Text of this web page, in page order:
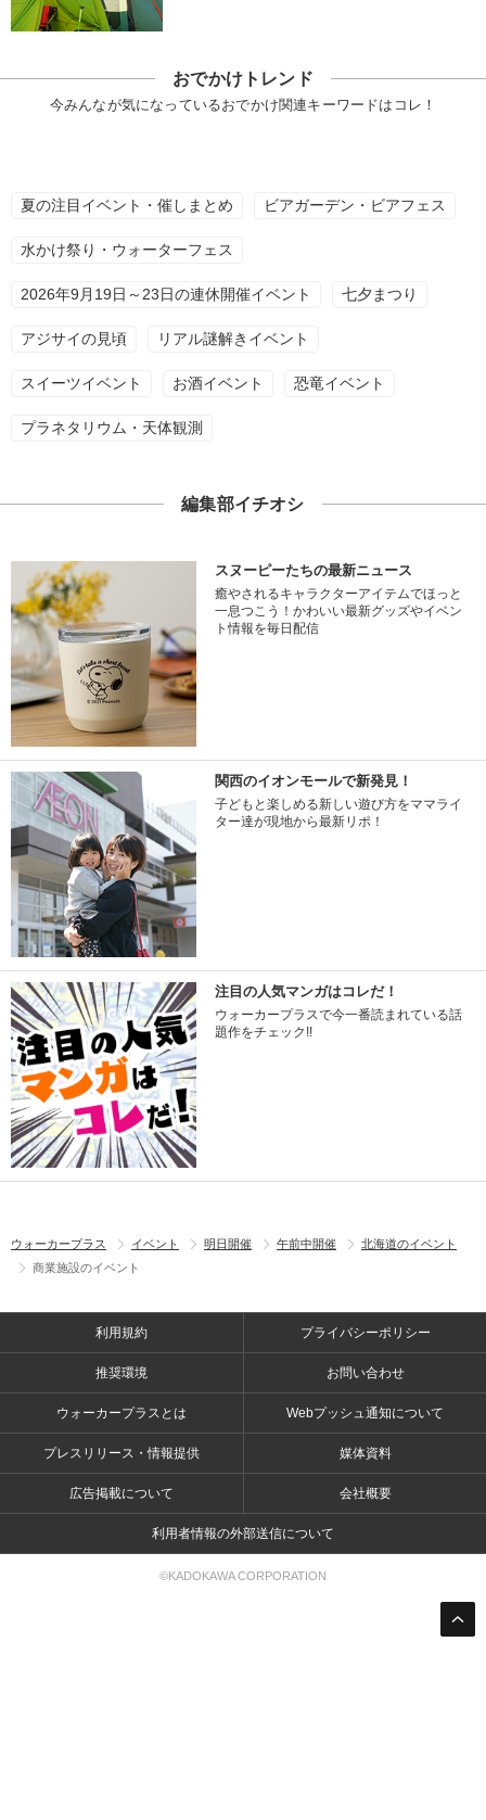
おでかけトレンド
今みんなが気になっているおでかけ関連キーワードはコレ！
夏の注目イベント・催しまとめ ビアガーデン・ビアフェス
水かけ祭り・ウォーターフェス
2026年9月19日～23日の連休開催イベント 七夕まつり
アジサイの見頃 リアル謎解きイベント
スイーツイベント お酒イベント 恐竜イベント
プラネタリウム・天体観測
編集部イチオシ
スヌーピーたちの最新ニュース
癒やされるキャラクターアイテムでほっと
一息つこう！かわいい最新グッズやイベン
ト情報を毎日配信
関西のイオンモールで新発見！
子どもと楽しめる新しい遊び方をママライ
ター達が現地から最新リポ！
注目の人気マンガはコレだ！
ウォーカープラスで今一番読まれている話
題作をチェック!!
ウォーカープラス イベント 明日開催 午前中開催
北海道のイベント
商業施設のイベント
利用規約 プライバシーポリシー
推奨環境 お問い合わせ
ウォーカープラスとは Webプッシュ通知について
プレスリリース・情報提供 媒体資料
広告掲載について 会社概要
利用者情報の外部送信について
©KADOKAWA CORPORATION